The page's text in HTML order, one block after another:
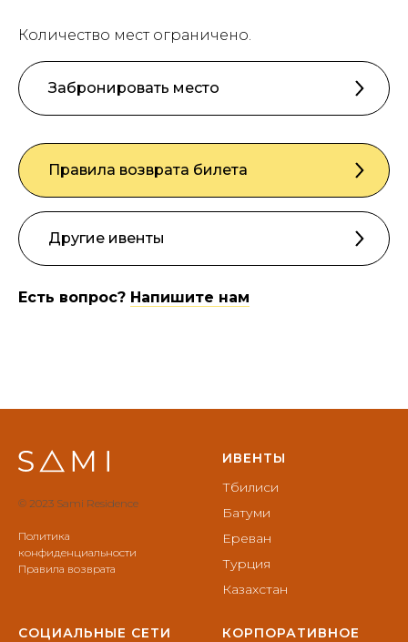
Количество мест ограничено.
Забронировать место
Правила возврата билета
Другие ивенты
Есть вопрос? Напишите нам
© 2023 Sami Residence
Политика
конфиденциальности
Правила возврата
ИВЕНТЫ
Тбилиси
Батуми
Ереван
Турция
Казахстан
СОЦИАЛЬНЫЕ СЕТИ
КОРПОРАТИВНОЕ